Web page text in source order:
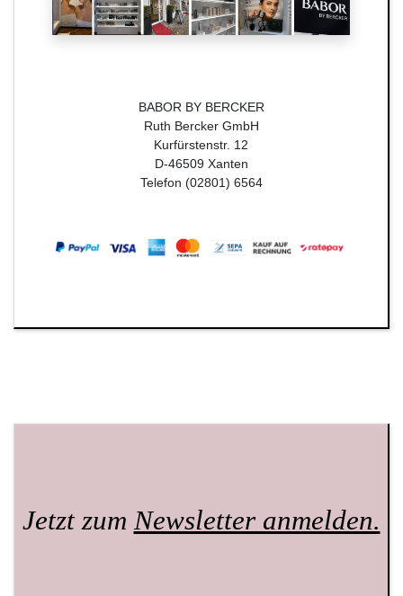
BABOR BY BERCKER
Ruth Bercker GmbH
Kurfürstenstr. 12
D-46509 Xanten
Telefon (02801) 6564
Jetzt zumNewsletter anmelden.